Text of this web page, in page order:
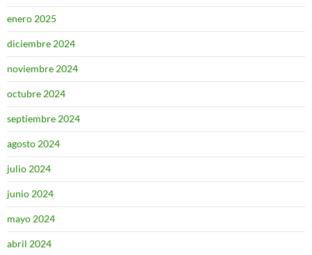
enero 2025
diciembre 2024
noviembre 2024
octubre 2024
septiembre 2024
agosto 2024
julio 2024
junio 2024
mayo 2024
abril 2024